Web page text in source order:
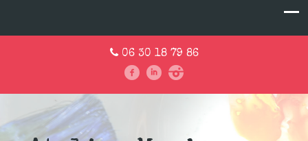
06 30 18 79 86